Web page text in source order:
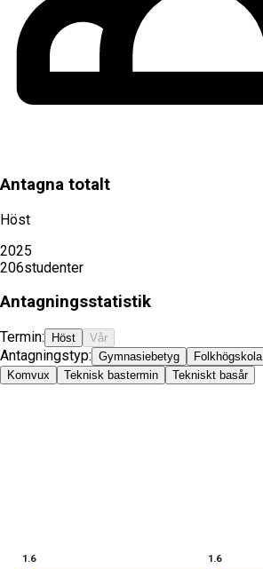
Antagna totalt
Höst
2025
206studenter
Antagningsstatistik
Termin: Höst Vår
Antagningstyp: Gymnasiebetyg Folkhögskola
Komvux
Teknisk bastermin Tekniskt basår
1.6 1.6